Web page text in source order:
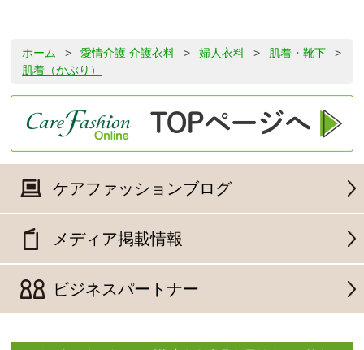
ホーム > 愛情介護 介護衣料 > 婦人衣料 > 肌着・靴下
>
肌着（かぶり）
ケアファッションブログ
メディア掲載情報
ビジネスパートナー